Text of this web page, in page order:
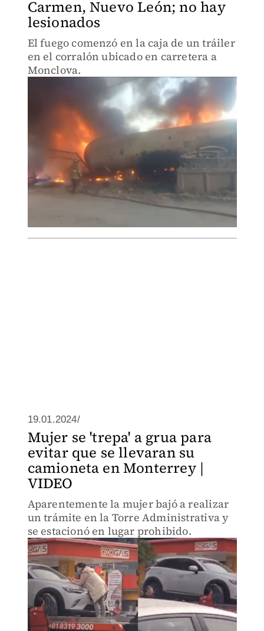
Carmen, Nuevo León; no hay
lesionados
El fuego comenzó en la caja de un tráiler
en el corralón ubicado en carretera a
Monclova.
19.01.2024/
Mujer se 'trepa' a grua para
evitar que se llevaran su
camioneta en Monterrey |
VIDEO
Aparentemente la mujer bajó a realizar
un trámite en la Torre Administrativa y
se estacionó en lugar prohibido.